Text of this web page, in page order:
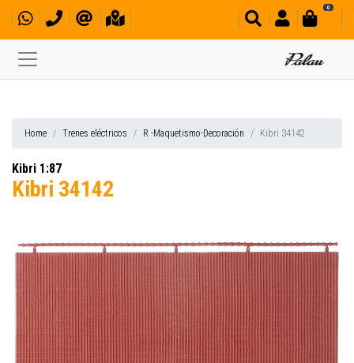
0
Home Trenes eléctricos R -Maquetismo-Decoración Kibri 34142
Kibri 1:87
Kibri 34142